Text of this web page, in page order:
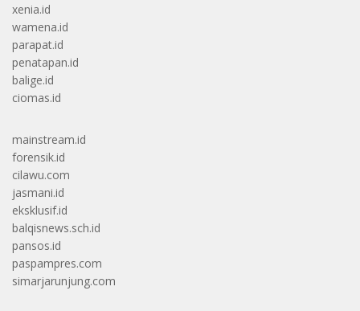
xenia.id
wamena.id
parapat.id
penatapan.id
balige.id
ciomas.id
mainstream.id
forensik.id
cilawu.com
jasmani.id
eksklusif.id
balqisnews.sch.id
pansos.id
paspampres.com
simarjarunjung.com